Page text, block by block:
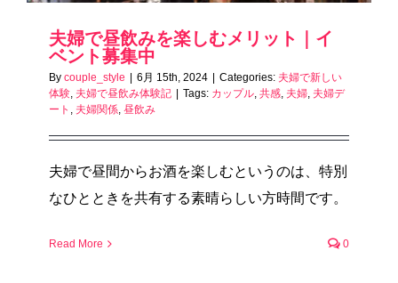
夫婦で昼飲みを楽しむメリット｜イ
ベント募集中
By couple_style | 6月 15th, 2024 | Categories: 夫婦で新しい
体験, 夫婦で昼飲み体験記 | Tags: カップル, 共感, 夫婦, 夫婦デ
ート , 夫婦関係, 昼飲み
夫婦で昼間からお酒を楽しむというのは、特別
なひとときを共有する素晴らしい方時間です。
Read More 0